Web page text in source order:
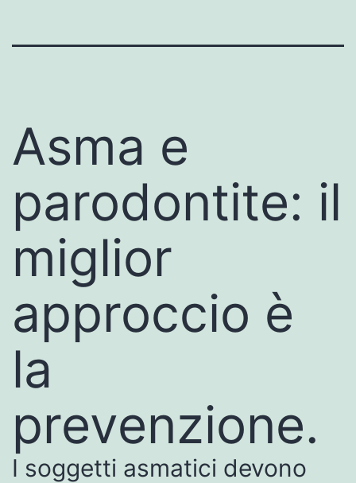
Asma e
parodontite: il
miglior
approccio è
la
prevenzione.
I soggetti asmatici devono